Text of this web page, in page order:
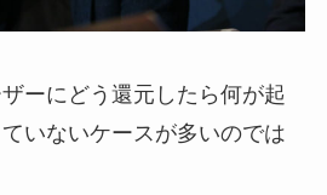
ーにどう還元したら何が起
いないケースが多いのでは